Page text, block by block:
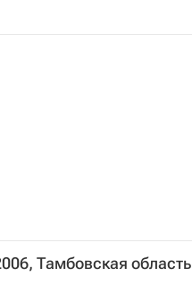
Тамбовская область